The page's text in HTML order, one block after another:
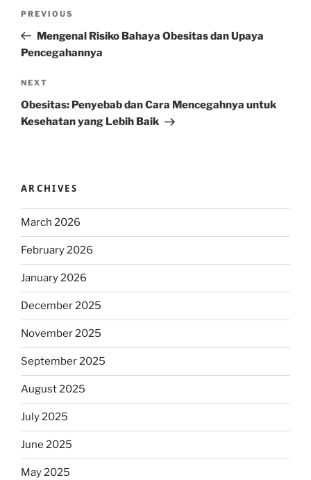
Previous
Post
PREVIOUS
Mengenal Risiko Bahaya Obesitas dan Upaya
Pencegahannya
Next
Post
NEXT
Obesitas: Penyebab dan Cara Mencegahnya untuk
Kesehatan yang Lebih Baik
ARCHIVES
March 2026
February 2026
January 2026
December 2025
November 2025
September 2025
August 2025
July 2025
June 2025
May 2025